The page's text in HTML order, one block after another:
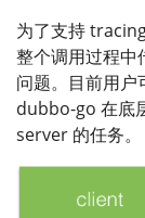
为了支持
整个调用过程
问题。目前用户
dubbo-go 在底
server 的任务。